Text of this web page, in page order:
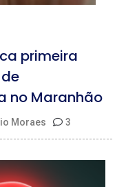
primeira
no Maranhão
Moraes 3